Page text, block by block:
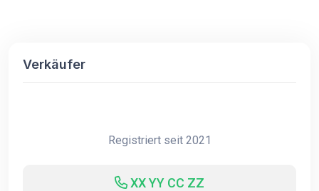
Verkäufer
Registriert seit 2021
XX YY CC ZZ